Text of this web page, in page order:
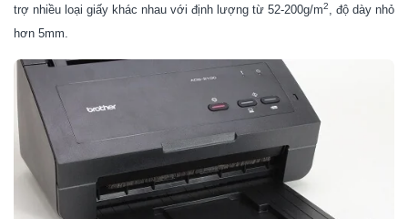
trợ nhiều loại giấy khác nhau với định lượng từ 52-200g/m2, độ dày nhỏ
hơn 5mm.